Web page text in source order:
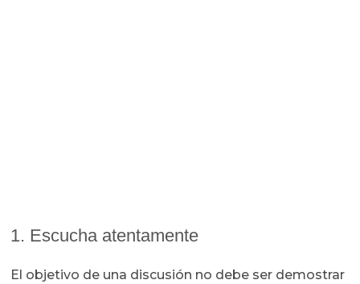
1. Escucha atentamente
El objetivo de una discusión no debe ser demostrar